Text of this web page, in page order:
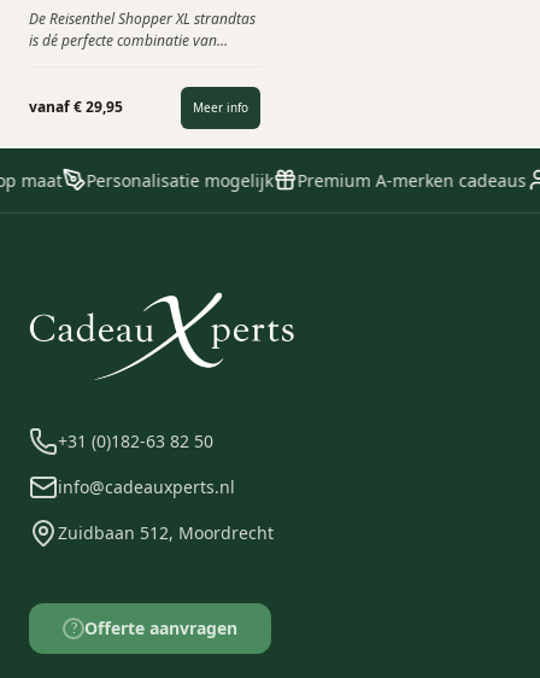
De Reisenthel Shopper XL strandtas
is dé perfecte combinatie van
Deze ruime shopper is ideaal als
zomers relatiegeschenk voor
medewerkers en relaties, maar ook
zeer geschikt als luxe verpakking
voor een eindejaarspakket of
kerstgeschenk.
vanaf € 29,95 Meer info
maat Personalisatie mogelijk Premium A-merken cadeaus
+31 (0)182-63 82 50
info@cadeauxperts.nl
Zuidbaan 512, Moordrecht
? Offerte aanvragen